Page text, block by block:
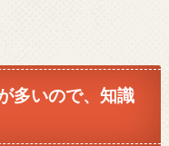
多いので、知識